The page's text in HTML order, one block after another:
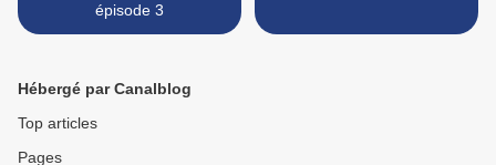
épisode 3
Hébergé par Canalblog
Top articles
Pages